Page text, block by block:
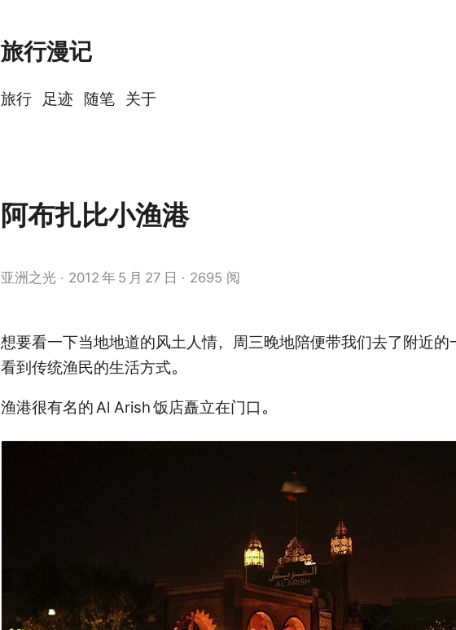
旅行漫记
旅行 足迹 随笔 关于
阿布扎比小渔港
亚洲之光 2012 年 5 月 27 日 2695 阅
想要看一下当地地道的风土人情，周三晚地陪便带我们去了附近
看到传统渔民的生活方式。
渔港很有名的 Al Arish饭店矗立在门口。